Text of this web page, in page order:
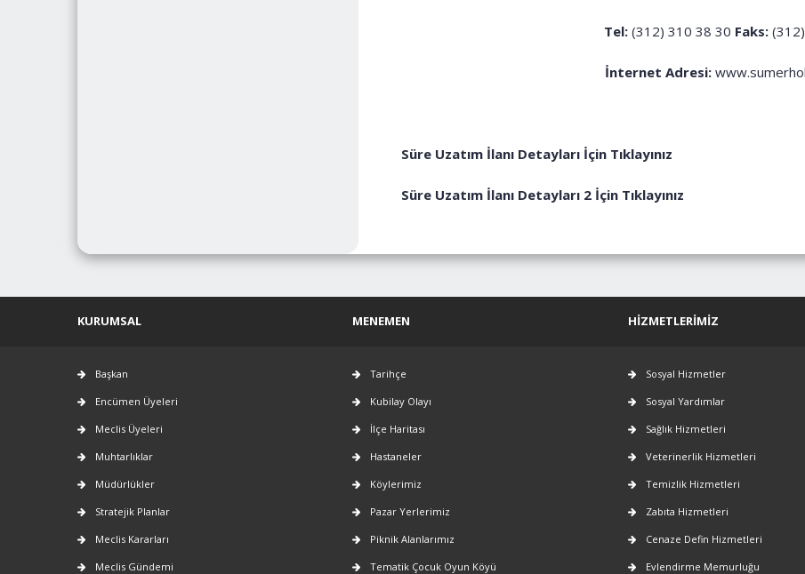
Tel: (312) 310 38 30 Faks:
İnternet Adresi:
Süre Uzatım İlanı Detayları İçin Tıklayınız
Süre Uzatım İlanı Detayları 2 İçin Tıklayınız
KURUMSAL
Başkan
Encümen Üyeleri
Meclis Üyeleri
Muhtarlıklar
Müdürlükler
Stratejik Planlar
Meclis Kararları
Meclis Gündemi
MENEMEN
Tarihçe
Kubilay Olayı
İlçe Haritası
Hastaneler
Köylerimiz
Pazar Yerlerimiz
Piknik Alanlarımız
Tematik Çocuk Oyun Köyü
HIZMETLERIMIZ
Sosyal Hizmetler
Sosyal Yardımlar
Sağlık Hizmetleri
Veterinerlik Hizmetleri
Temizlik Hizmetleri
Zabıta Hizmetleri
Cenaze Defin Hizmetleri
Evlendirme Memurluğu